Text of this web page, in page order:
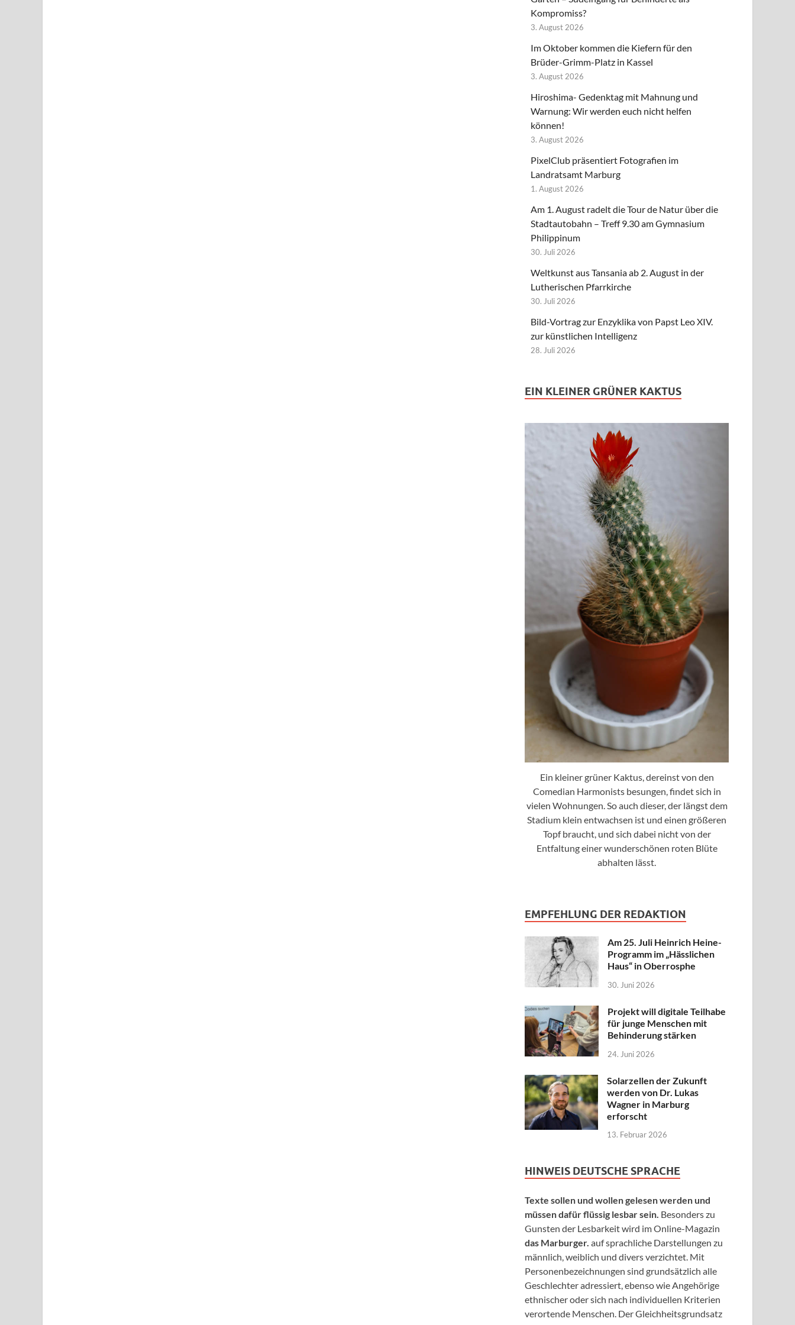
Kompromiss?
3. August 2026
Im Oktober kommen die Kiefern für den
Brüder-Grimm-Platz in Kassel
3. August 2026
Hiroshima- Gedenktag mit Mahnung und
Warnung: Wir werden euch nicht helfen
können!
3. August 2026
PixelClub präsentiert Fotografien im
Landratsamt Marburg
1. August 2026
Am 1. August radelt die Tour de Natur über die
Stadtautobahn – Treff 9.30 am Gymnasium
Philippinum
30. Juli 2026
Weltkunst aus Tansania ab 2. August in der
Lutherischen Pfarrkirche
30. Juli 2026
Bild-Vortrag zur Enzyklika von Papst Leo XIV.
zur künstlichen Intelligenz
28. Juli 2026
EIN KLEINER GRÜNER KAKTUS
Ein kleiner grüner Kaktus, dereinst von den
Comedian Harmonists besungen, findet sich in
vielen Wohnungen. So auch dieser, der längst dem
Stadium klein entwachsen ist und einen größeren
Topf braucht, und sich dabei nicht von der
Entfaltung einer wunderschönen roten Blüte
abhalten lässt.
EMPFEHLUNG DER REDAKTION
Am 25. Juli Heinrich Heine-
Programm im „Hässlichen
Haus“ in Oberrosphe
30. Juni 2026
Projekt will digitale Teilhabe
für junge Menschen mit
Behinderung stärken
24. Juni 2026
Solarzellen der Zukunft
werden von Dr. Lukas
Wagner in Marburg
erforscht
13. Februar 2026
HINWEIS DEUTSCHE SPRACHE
Texte sollen und wollen gelesen werden und
müssen dafür flüssig lesbar sein. Besonders zu
Gunsten der Lesbarkeit wird im Online-Magazin
das Marburger. auf sprachliche Darstellungen zu
männlich, weiblich und divers verzichtet. Mit
Personenbezeichnungen sind grundsätzlich alle
Geschlechter adressiert, ebenso wie Angehörige
ethnischer oder sich nach individuellen Kriterien
verortende Menschen. Der Gleichheitsgrundsatz